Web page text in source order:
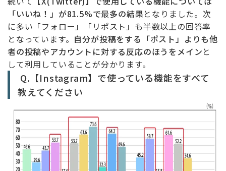
「いいね！」が81.5%で最多の結果となりました。次
に多い「フォロー」「リポスト」も半数以上の回答率
となっています。 自分が投稿をする「ポスト」よりも他
者の投稿やアカウントに対する反応のほうをメインと
して利用していることが分かります。
Q.【Instagram】で使っている機能をすべて
教えてください